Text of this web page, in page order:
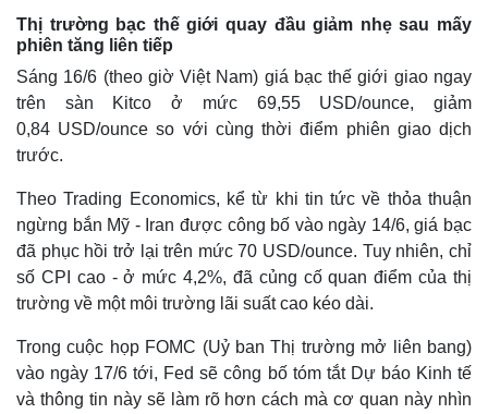
Thế giới
Quan sát
Hồ sơ
Multimedia
E-Magazine
Infographic
Thị trường bạc thế giới quay đầu giảm nhẹ sau mấy
phiên tăng liên tiếp
Sáng 16/6 (theo giờ Việt Nam) giá bạc thế giới giao ngay
trên sàn Kitco ở mức 69,55 USD/ounce, giảm
0,84 USD/ounce so với cùng thời điểm phiên giao dịch
trước.
Theo Trading Economics, kể từ khi tin tức về thỏa thuận
ngừng bắn Mỹ - Iran được công bố vào ngày 14/6, giá bạc
đã phục hồi trở lại trên mức 70 USD/ounce. Tuy nhiên, chỉ
số CPI cao - ở mức 4,2%, đã củng cố quan điểm của thị
trường về một môi trường lãi suất cao kéo dài.
Trong cuộc họp FOMC (Uỷ ban Thị trường mở liên bang)
vào ngày 17/6 tới, Fed sẽ công bố tóm tắt Dự báo Kinh tế
và thông tin này sẽ làm rõ hơn cách mà cơ quan này nhìn